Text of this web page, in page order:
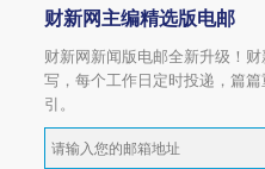
财新网主编精选版电邮
财新网新闻版电邮全新升级！
写，每个工作日定时投递，篇
引。